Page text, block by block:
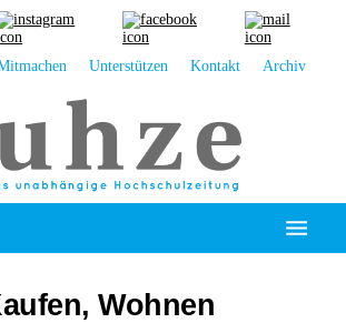
Unterstützen Kontakt Archiv
Wohnen